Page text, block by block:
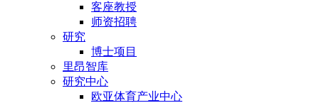
客座教授
师资招聘
研究
博士项目
里昂智库
研究中心
欧亚体育产业中心